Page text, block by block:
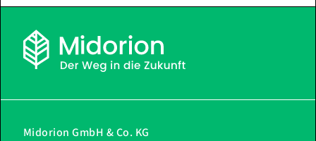
Midorion GmbH & Co. KG